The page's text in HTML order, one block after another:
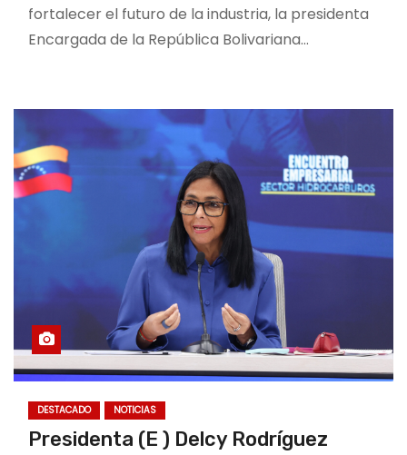
fortalecer el futuro de la industria, la presidenta
Encargada de la República Bolivariana…
DESTACADO NOTICIAS
Presidenta (E ) Delcy Rodríguez